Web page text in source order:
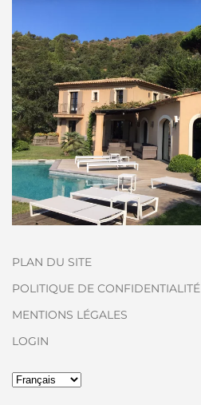
PLAN DU SITE
POLITIQUE DE CONFIDENTIALITÉ
MENTIONS LÉGALES
LOGIN